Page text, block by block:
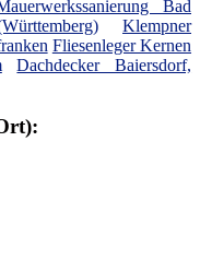
Bad
Klempner
Fliesenleger Kernen
Dachdecker Baiersdorf,